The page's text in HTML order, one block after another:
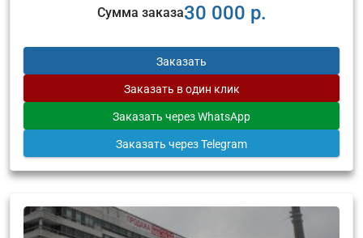
Сумма заказа30 000 р.
Заказать
Заказать в один клик
Заказать через WhatsApp
Заказать через Telegram